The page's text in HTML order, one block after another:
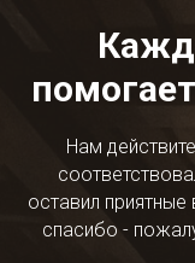
Нам
оставил приятные
спасибо -